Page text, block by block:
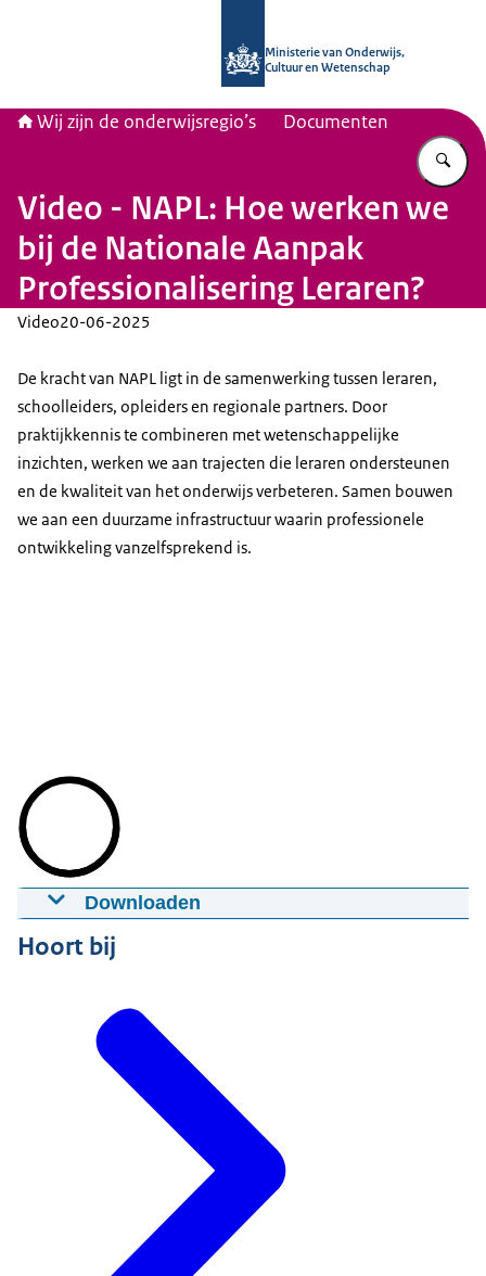
Ministerie van Onderwijs,
Cultuur en Wetenschap
Wij zijn de onderwijsregio’s Documenten
Video - NAPL: Hoe werken we
bij de Nationale Aanpak
Professionalisering Leraren?
Video20-06-2025
De kracht van NAPL ligt in de samenwerking tussen leraren,
schoolleiders, opleiders en regionale partners. Door
praktijkkennis te combineren met wetenschappelijke
inzichten, werken we aan trajecten die leraren ondersteunen
en de kwaliteit van het onderwijs verbeteren. Samen bouwen
we aan een duurzame infrastructuur waarin professionele
ontwikkeling vanzelfsprekend is.
Downloaden
Video - NAPL: Hoe werken we bij de
Nationale Aanpak Professionalisering
20-06-2025
Download
Hoort bij